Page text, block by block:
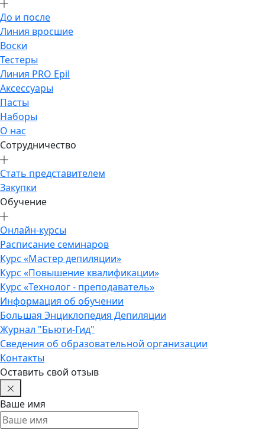
До и после
Линия вросшие
Воски
Тестеры
Линия PRO Epil
Аксессуары
Пасты
Наборы
О нас
Сотрудничество
Стать представителем
Закупки
Обучение
Онлайн-курсы
Расписание семинаров
Курс «Мастер депиляции»
Курс «Повышение квалификации»
Курс «Технолог - преподаватель»
Информация об обучении
Большая Энциклопедия Депиляции
Журнал "Бьюти-Гид"
Сведения об образовательной организации
Контакты
Оставить свой отзыв
Ваше имя